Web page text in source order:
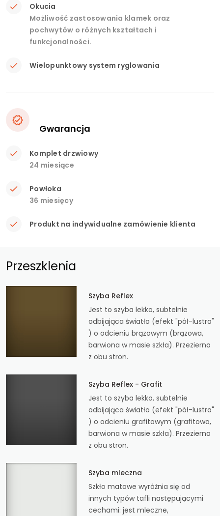
Okucia
Możliwość zastosowania klamek oraz
pochwytów o różnych kształtach i
funkcjonalności.
Wielopunktowy system ryglowania
Gwarancja
Komplet drzwiowy
24 miesiące
Powłoka
36 miesięcy
Produkt na indywidualne zamówienie klienta
Przeszklenia
Szyba Reflex
Jest to szyba lekko, subtelnie
odbijająca światło (efekt "pół-lustra"
) o odcieniu brązowym (brązowa,
barwiona w masie szkła). Przezierna
z obu stron.
Szyba Reflex - Grafit
Jest to szyba lekko, subtelnie
odbijająca światło (efekt "pół-lustra"
) o odcieniu grafitowym (grafitowa,
barwiona w masie szkła). Przezierna
z obu stron.
Szyba mleczna
Szkło matowe wyróżnia się od
innych typów tafli następującymi
cechami: jest mleczne,